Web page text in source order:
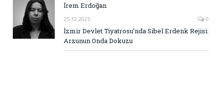
İrem Erdoğan
25.12.2025 0
İzmir Devlet Tiyatrosu’nda Sibel Erdenk Rejisi:
Arzunun Onda Dokuzu